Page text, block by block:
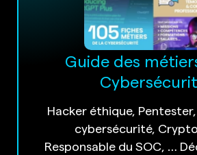
Guide des
Hacker éthique,
cybersécurité,
Responsable du SOC, …